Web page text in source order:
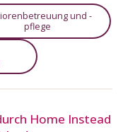
und -
pflege
Home Instead